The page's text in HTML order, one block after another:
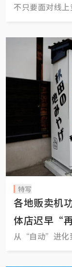
不只要面对线上
特写
各地贩卖机
体店迟早“
从“自动”进化